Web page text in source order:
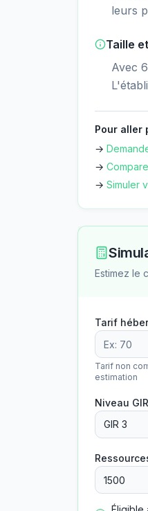
leurs
Taille
Avec
Pour aller
→
→
→ Simuler
Estimez le
Tarif
Tarif non
estimation
Niveau
GIR 3